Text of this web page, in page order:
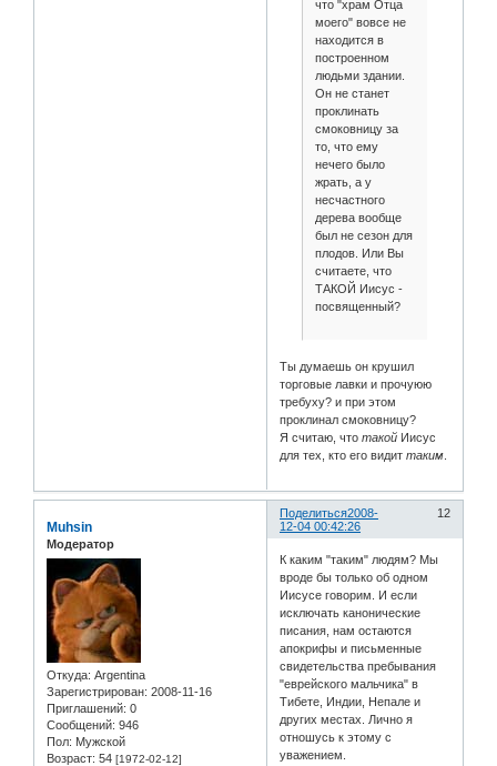
что "храм Отца
моего" вовсе не
находится в
построенном
людьми здании.
Он не станет
проклинать
смоковницу за
то, что ему
нечего было
жрать, а у
несчастного
дерева вообще
был не сезон для
плодов. Или Вы
считаете, что
ТАКОЙ Иисус -
посвященный?
Ты думаешь он крушил
торговые лавки и прочуюю
требуху? и при этом
проклинал смоковницу?
Я считаю, чтотакой Иисус
для тех, кто его видиттаким
Поделиться 12
2008-
12-04 00:42:26
Muhsin
Модератор
Откуда: Argentina
Зарегистрирован: 2008-11-16
Приглашений: 0
Сообщений: 946
Пол: Мужской
Возраст: 54 [1972-02-12]
К каким "таким" людям? Мы
вроде бы только об одном
Иисусе говорим. И если
исключать канонические
писания, нам остаются
апокрифы и письменные
свидетельства пребывания
"еврейского мальчика" в
Тибете, Индии, Непале и
других местах. Лично я
отношусь к этому с
уважением.